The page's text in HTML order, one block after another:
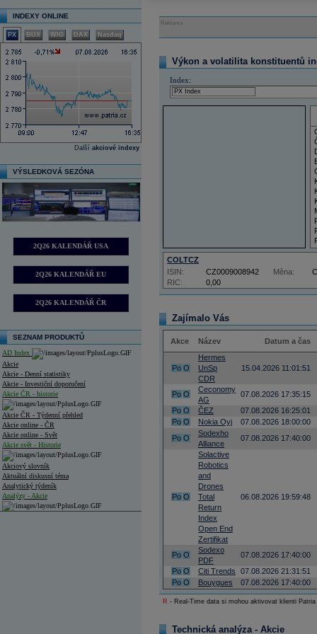
INDEXY ONLINE
PX BUX WIG DAX Nasdaq
Další akciové indexy
VÝSLEDKOVÁ SEZÓNA
2Q26 KALENDÁŘ USA
2Q26 KALENDÁŘ EU
2Q26 KALENDÁŘ ČR
SEZNAM PRODUKTŮ
AD Index
Akcie
Akcie - Denní statistiky
Akcie - Investiční doporučení
Akcie ČR - historie
Akcie ČR - Týdenní přehled
Akcie online - ČR
Akcie online - Svět
Akcie svět - Historie
Akciový slovník
Aktuální diskusní téma
Analytický týdeník
Analýzy - Akcie
Reklama
Výkon a volatilita konstituentů
Index:
COLTCZ
RIC: 0,00
ISIN: CZ0009008942 Měna:
Zajímalo Vás
Akce Název Datum a čas
Po O
Hermes
UnSp
CDR
15.04.2026 11:01:51
Po O
Ceconomy
AG
07.08.2026 17:35:15
Po O ČEZ
07.08.2026 16:25:01
Po O Nokia Oyj
07.08.2026 18:00:00
Po O
Sodexho
Alliance
07.08.2026 17:40:00
Po O
Solactive
Robotics
and
Drones
Total
Return
Index
Open End
Zertifikat
06.08.2026 19:59:48
Po O
Sodexo
PDF
07.08.2026 17:40:00
Po O Citi Trends
07.08.2026 21:31:51
Po O Bouygues 07.08.2026 17:40:00
R - Real-Time data si mohou aktivovat klienti
Technická analýza - Akcie